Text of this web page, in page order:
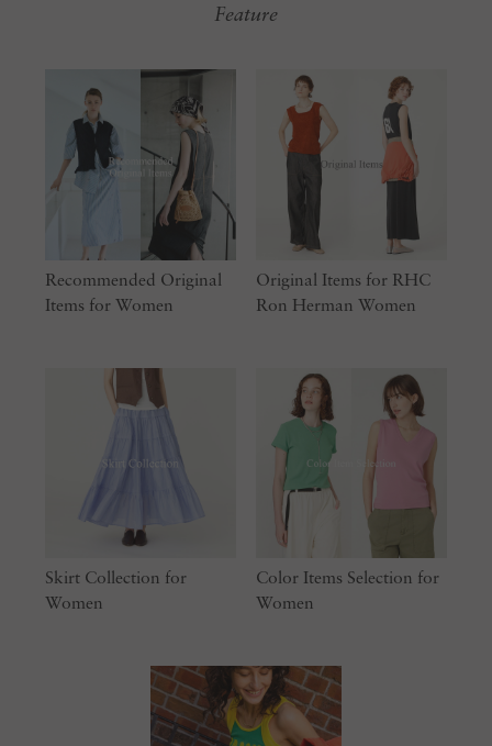
Feature
Recommended Original
Items for Women
Original Items for RHC
Ron Herman Women
Skirt Collection for
Women
Color Items Selection for
Women